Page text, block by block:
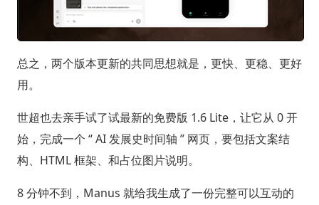
总之，两个版本更新的共同思想就是，更快、更稳、更好
用。
世超也去亲手试了试最新的免费版 1.6 Lite，让它从 0 开
始，完成一个 “ AI 发展史时间轴 ” 网页，要包括文案结
构、HTML 框架、和占位图片说明。
8 分钟不到，Manus 就给我生成了一份完整可以互动的